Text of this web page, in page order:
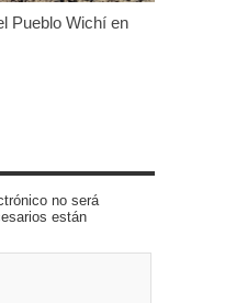
Pueblo Wichí en
no será
están